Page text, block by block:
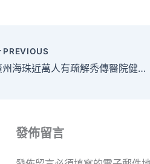
PREVIOUS
廣州海珠近萬人有疏解秀傳醫院健檢意愿 部門區域再延長管控辦法
發佈留言